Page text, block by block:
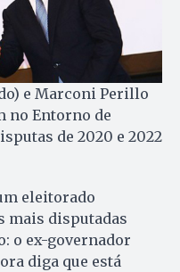
e Marconi Perillo
no Entorno de
de 2020 e 2022
eleitorado
mais disputadas
o ex-governador
diga que está